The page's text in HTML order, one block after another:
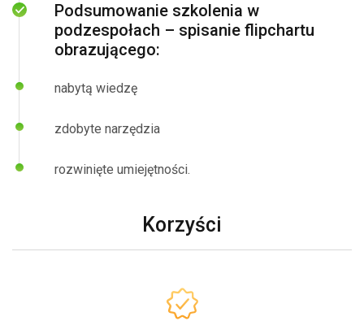
Podsumowanie szkolenia w
podzespołach – spisanie flipchartu
obrazującego:
nabytą wiedzę
zdobyte narzędzia
rozwinięte umiejętności.
Korzyści